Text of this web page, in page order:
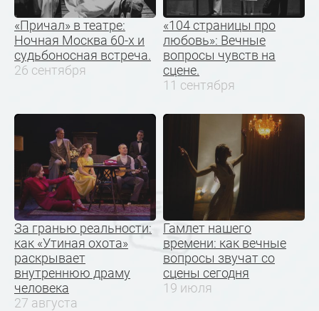
«Причал» в театре:
Ночная Москва 60-х и
судьбоносная встреча.
26 сентября
«104 страницы про
любовь»: Вечные
вопросы чувств на
сцене.
11 сентября
За гранью реальности:
как «Утиная охота»
раскрывает
внутреннюю драму
человека
27 августа
Гамлет нашего
времени: как вечные
вопросы звучат со
сцены сегодня
19 июля